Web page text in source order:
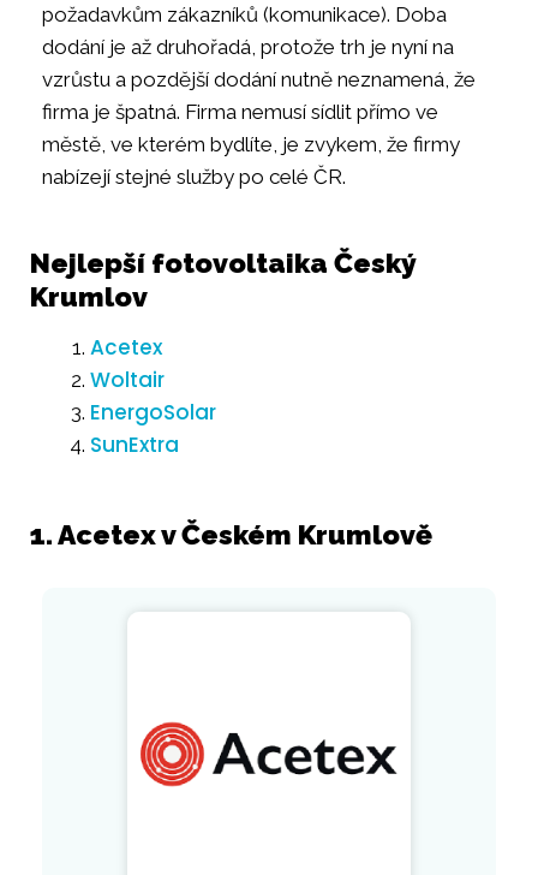
požadavkům zákazníků (komunikace). Doba
dodání je až druhořadá, protože trh je nyní na
vzrůstu a pozdější dodání nutně neznamená, že
firma je špatná. Firma nemusí sídlit přímo ve
městě, ve kterém bydlíte, je zvykem, že firmy
nabízejí stejné služby po celé ČR.
Nejlepší fotovoltaika Český
Krumlov
Acetex
Woltair
EnergoSolar
SunExtra
1. Acetex v Českém Krumlově